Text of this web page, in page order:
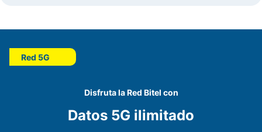
Red 5G
Disfruta la Red Bitel con
Datos 5G ilimitado